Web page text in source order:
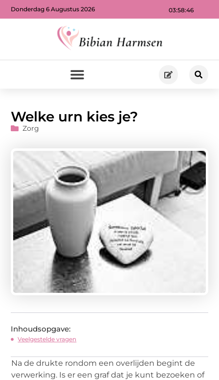
03:58:47
Donderdag 6 Augustus 2026
Welke urn kies je?
Zorg
Inhoudsopgave:
Veelgestelde vragen
Na de drukte rondom een overlijden begint de
verwerking. Is er een graf dat je kunt bezoeken of